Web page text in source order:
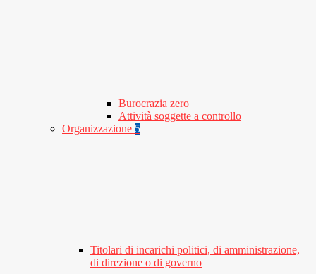
Burocrazia zero
Attività soggette a controllo
Organizzazione 5
Titolari di incarichi politici, di amministrazione,
di direzione o di governo